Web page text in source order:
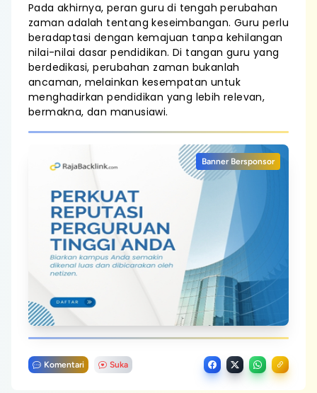
Pada akhirnya, peran guru di tengah perubahan
zaman adalah tentang keseimbangan. Guru perlu
beradaptasi dengan kemajuan tanpa kehilangan
nilai-nilai dasar pendidikan. Di tangan guru yang
berdedikasi, perubahan zaman bukanlah
ancaman, melainkan kesempatan untuk
menghadirkan pendidikan yang lebih relevan,
bermakna, dan manusiawi.
Banner Bersponsor
Komentari Suka